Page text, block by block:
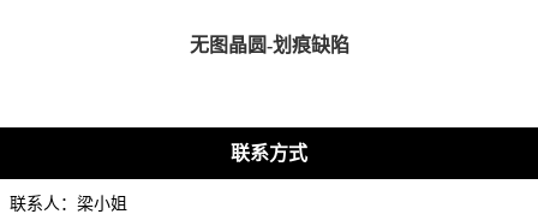
无图晶圆-划痕缺陷
联系方式
联系人：梁小姐